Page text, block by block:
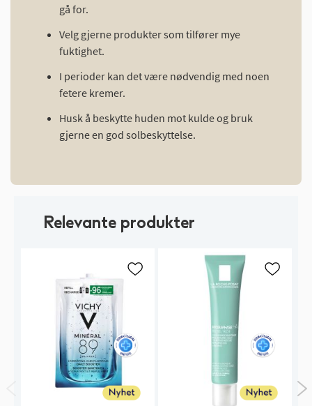
gå for.
Velg gjerne produkter som tilfører mye
fuktighet.
I perioder kan det være nødvendig med noen
fetere kremer.
Husk å beskytte huden mot kulde og bruk
gjerne en god solbeskyttelse.
Relevante produkter